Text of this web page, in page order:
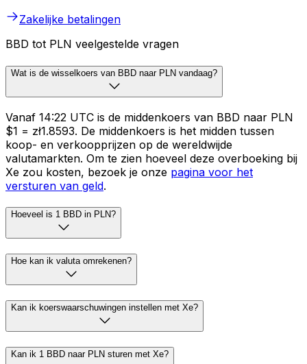
Zakelijke betalingen
BBD tot PLN veelgestelde vragen
Wat is de wisselkoers van BBD naar PLN vandaag?
Vanaf 14:22 UTC is de middenkoers van BBD naar PLN
$1 = zł1.8593. De middenkoers is het midden tussen
koop- en verkoopprijzen op de wereldwijde
valutamarkten. Om te zien hoeveel deze overboeking bij
Xe zou kosten, bezoek je onze pagina voor het
versturen van geld.
Hoeveel is 1 BBD in PLN?
Hoe kan ik valuta omrekenen?
Kan ik koerswaarschuwingen instellen met Xe?
Kan ik 1 BBD naar PLN sturen met Xe?